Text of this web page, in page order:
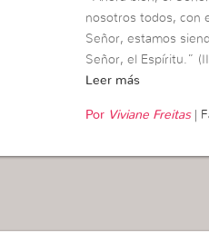
nosotros todos, con
Señor, estamos
Señor, el Espíritu.”
Leer más
Por Viviane Freitas|